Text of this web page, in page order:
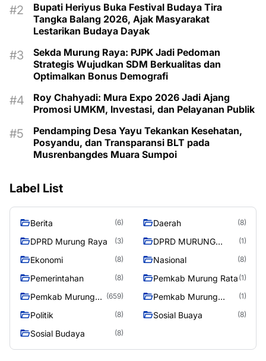
Bupati Heriyus Buka Festival Budaya Tira
Tangka Balang 2026, Ajak Masyarakat
Lestarikan Budaya Dayak
Sekda Murung Raya: PJPK Jadi Pedoman
Strategis Wujudkan SDM Berkualitas dan
Optimalkan Bonus Demografi
Roy Chahyadi: Mura Expo 2026 Jadi Ajang
Promosi UMKM, Investasi, dan Pelayanan Publik
Pendamping Desa Yayu Tekankan Kesehatan,
Posyandu, dan Transparansi BLT pada
Musrenbangdes Muara Sumpoi
Label List
Berita (6) Daerah (8)
DPRD Murung Raya (3)
DPRD MURUNG
(1)
Ekonomi (8) Nasional (8)
Pemerintahan (8) Pemkab Murung Rata (1)
Pemkab Murung
(659)
Pemkab Murung
(1)
Politik (8) Sosial Buaya (8)
Sosial Budaya (8)